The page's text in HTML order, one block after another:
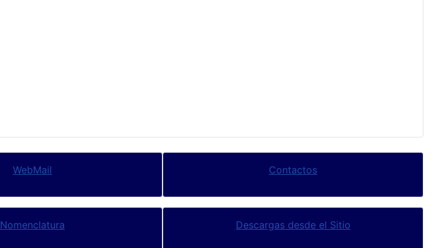
WebMail Contactos
Nomenclatura Descargas desde el Sitio